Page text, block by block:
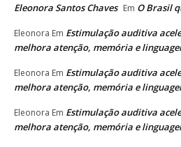
Eleonora Santos Chaves Em O Brasil
Eleonora Em Estimulação auditiva
melhora atenção, memória e
Eleonora Em Estimulação auditiva
melhora atenção, memória e
Eleonora Em Estimulação auditiva
melhora atenção, memória e